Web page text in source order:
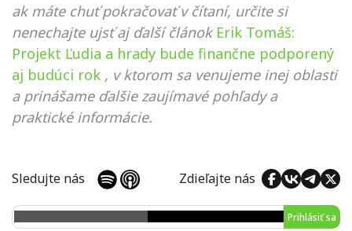
ak máte chuť pokračovať v čítaní, určite si
nenechajte ujsť aj ďalší článok Erik Tomáš:
Projekt Ľudia a hrady bude finančne podporený
aj budúci rok , v ktorom sa venujeme inej oblasti
a prinášame ďalšie zaujímavé pohľady a
praktické informácie.
Sledujte nás Zdieľajte nás
Prihlásiť sa